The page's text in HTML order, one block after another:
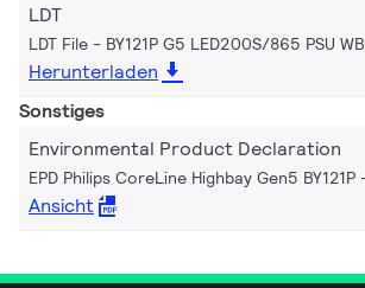
LDT
LDT File - BY121P G5 LED200S/865 PSU WB
Herunterladen
Sonstiges
Environmental Product Declaration
EPD Philips CoreLine Highbay Gen5 BY121P
Ansicht